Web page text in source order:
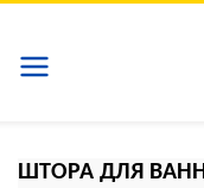
ШТОРА ДЛЯ